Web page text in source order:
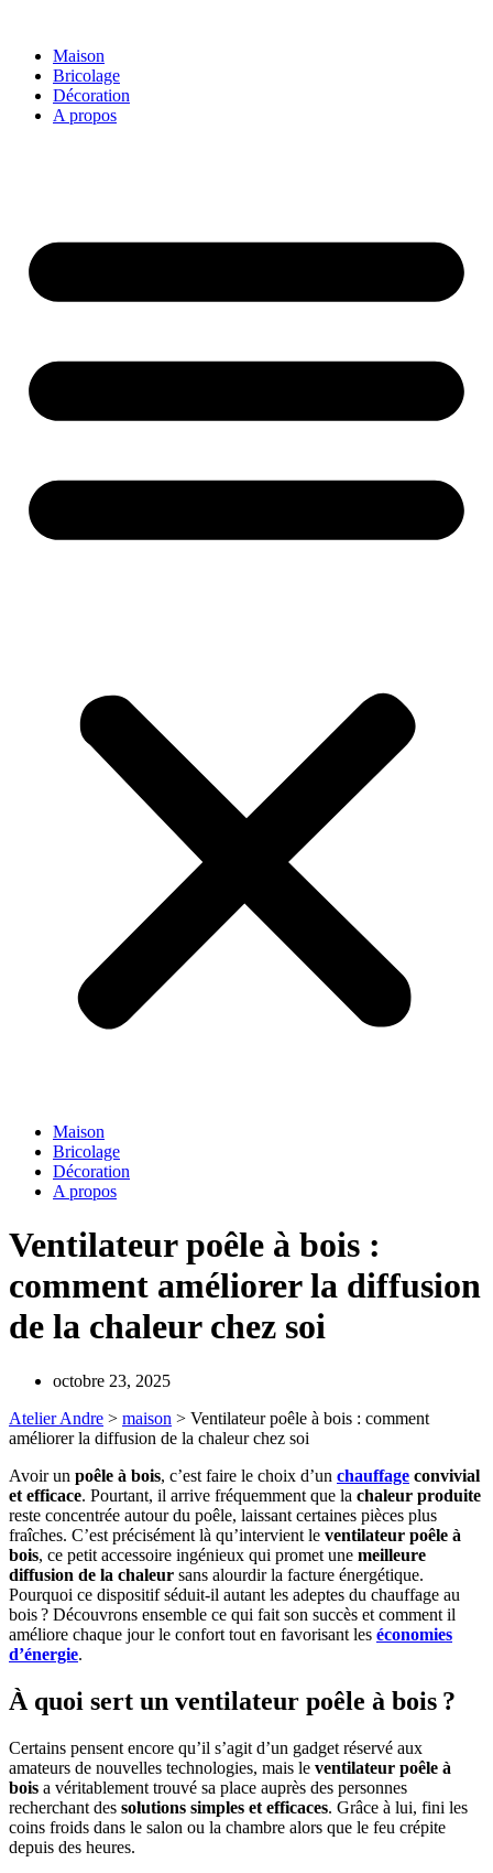
contenuMaison
Bricolage
Décoration
A propos
Maison
Bricolage
Décoration
A propos
Ventilateur poêle à bois :
comment améliorer la diffusion
de la chaleur chez soi
octobre 23, 2025
Atelier Andre > maison > Ventilateur poêle à bois : comment
améliorer la diffusion de la chaleur chez soi
Avoir un poêle à bois, c’est faire le choix d’un chauffage convivial
et efficace. Pourtant, il arrive fréquemment que la chaleur produite
reste concentrée autour du poêle, laissant certaines pièces plus
fraîches. C’est précisément là qu’intervient le ventilateur poêle à
bois, ce petit accessoire ingénieux qui promet une meilleure
diffusion de la chaleur sans alourdir la facture énergétique.
Pourquoi ce dispositif séduit-il autant les adeptes du chauffage au
bois ? Découvrons ensemble ce qui fait son succès et comment il
améliore chaque jour le confort tout en favorisant les économies
d’énergie.
À quoi sert un ventilateur poêle à bois ?
Certains pensent encore qu’il s’agit d’un gadget réservé aux
amateurs de nouvelles technologies, mais le ventilateur poêle à
bois a véritablement trouvé sa place auprès des personnes
recherchant des solutions simples et efficaces. Grâce à lui, fini les
coins froids dans le salon ou la chambre alors que le feu crépite
depuis des heures.